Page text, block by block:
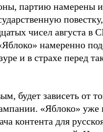
партию намерены
чисел августа в
намеренно
и в страхе перед
будет зависеть от
«Яблоко» уже
контента для